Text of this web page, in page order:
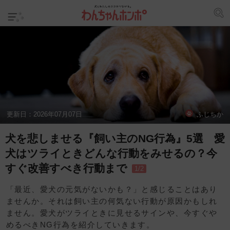
更新日： 2026年07月07日 ふじちか
犬を悲しませる『飼い主のNG行為』5選 愛
犬はツライときどんな行動をみせるの？今
すぐ改善すべき行動まで
1/2
「最近、愛犬の元気がないかも？」と感じることはあり
ませんか。それは飼い主の何気ない行動が原因かもしれ
ません。愛犬がツライときに見せるサインや、今すぐや
めるべきNG行為を紹介していきます。